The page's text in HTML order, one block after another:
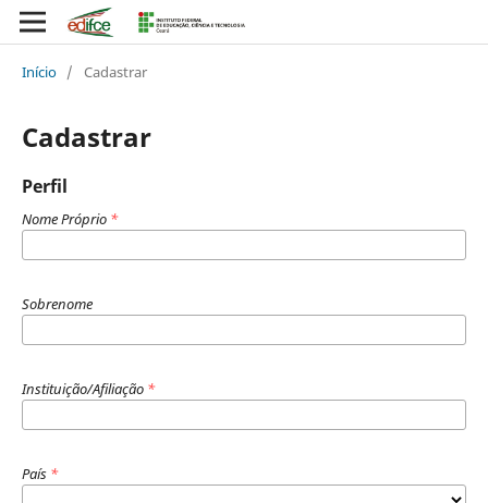
Início / Cadastrar
Cadastrar
Perfil
Nome Próprio *
Sobrenome
Instituição/Afiliação *
País *